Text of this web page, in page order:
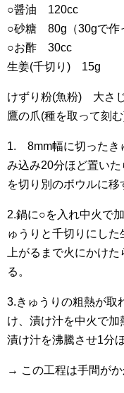
○醤油 120cc
○砂糖 80g（30gで作
○お酢 30cc
生姜(千切り) 15g
けずり粉(魚粉) 大さ
鷹の爪(種を取って刻
1. 8mm幅に切ったき
み込み20分ほど置い
を切り別のボウルに移
2.鍋に○を入れ中火で
ゅうりと千切りにし
上がるまで火にかけ
る。
3.きゅうりの粗熱が取
け、漬け汁を中火で加
漬け汁を沸騰させ1分
→ この工程は手間がか